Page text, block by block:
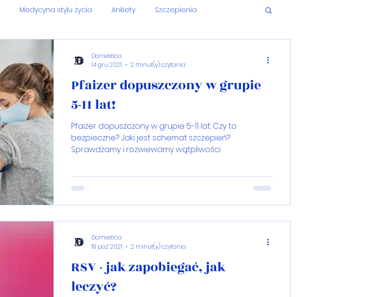
Medycyna stylu życia Ankiety Szczepienia
Profilaktyka
Pfaizer dopuszczony w grupie
5-11 lat!
Pfaizer dopuszczony w grupie 5-11 lat. Czy to
bezpieczne? Jaki jest schemat szczepień?
Sprawdzamy i rozwiewamy wątpliwości.
Domestica
14 gru 2021
2 minut(y) czytania
RSV - jak zapobiegać, jak
leczyć?
Domestica
19 paź 2021
2 minut(y) czytania